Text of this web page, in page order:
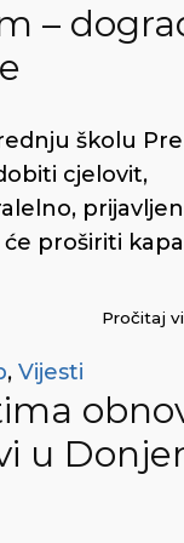
–
školu
cjelovit,
će proširiti
Pročitaj
, Vijesti
u